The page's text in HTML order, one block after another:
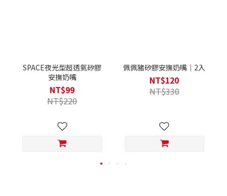
SPACE夜光型超透氣矽膠
安撫奶嘴
NT$99
NT$220
佩佩豬矽膠安撫奶嘴｜2入
NT$120
NT$330